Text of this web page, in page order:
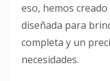
eso, hemos creado
diseñada para
completa y un
necesidades.